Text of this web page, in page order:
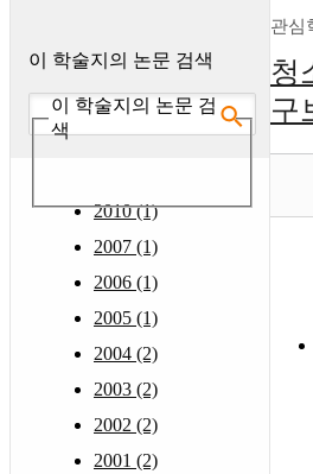
이 학술지의 논문 검색
이 학술지의 논문 검
색
2010 (1)
2007 (1)
2006 (1)
2005 (1)
2004 (2)
2003 (2)
2002 (2)
2001 (2)
관심
청
구